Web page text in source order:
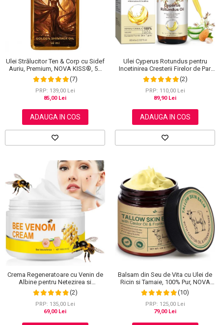
Scrub / Balsam de buze
Netestate pe Animale
Ulei Strălucitor Ten & Corp cu Sidef
Auriu, Premium, NOVA KISS®, 50
ml
(7)
PRP: 139,00 Lei
85,00 Lei
ADAUGA IN COS
Ulei Cyperus Rotundus pentru
Incetinirea Cresterii Firelor de Par,
Formula 100% Naturala, NOVA
KISS®, 60 ml
(2)
PRP: 110,00 Lei
89,90 Lei
ADAUGA IN COS
Crema Regeneratoare cu Venin de
Albine pentru Netezirea si
Reinoirea Pielii, 100 g
(2)
PRP: 135,00 Lei
69,00 Lei
Balsam din Seu de Vita cu Ulei de
Ricin si Tamaie, 100% Pur, NOVA
KISS®, 120 g(10)
PRP: 125,00 Lei
79,00 Lei